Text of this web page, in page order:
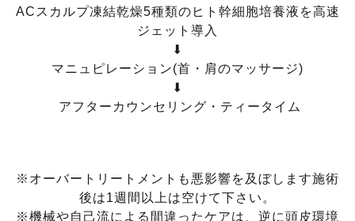
ACスカルプ凍結乾燥5種類のヒト幹細胞培養液を高速
ジェット導入
⬇
マニュピレーション(首・肩のマッサージ)
⬇
アフターカウンセリング・ティータイム
※オーバートリートメントも悪影響を及ぼします施術
後は1週間以上は空けて下さい。
※機械や自己流による間違ったケアは、逆に頭皮環境